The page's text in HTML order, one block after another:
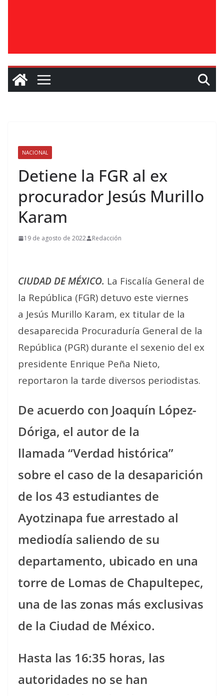
NACIONAL
Detiene la FGR al ex
procurador Jesús Murillo
Karam
19 de agosto de 2022 Redacción
CIUDAD DE MÉXICO. La Fiscalía General de
la República (FGR) detuvo este viernes
a Jesús Murillo Karam, ex titular de la
desaparecida Procuraduría General de la
República (PGR) durante el sexenio del ex
presidente Enrique Peña Nieto,
reportaron la tarde diversos periodistas.
De acuerdo con Joaquín López-
Dóriga, el autor de la
llamada “Verdad histórica”
sobre el caso de la desaparición
de los 43 estudiantes de
Ayotzinapa fue arrestado al
mediodía saliendo de su
departamento, ubicado en una
torre de Lomas de Chapultepec,
una de las zonas más exclusivas
de la Ciudad de México.
Hasta las 16:35 horas, las
autoridades no se han